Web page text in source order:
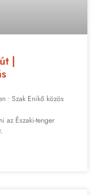
|
• Szak Enikő közös
az Északi-tenger